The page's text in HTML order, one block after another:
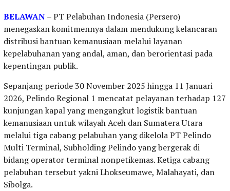
BELAWAN– PT Pelabuhan Indonesia (Persero)
menegaskan komitmennya dalam mendukung kelancaran
distribusi bantuan kemanusiaan melalui layanan
kepelabuhanan yang andal, aman, dan berorientasi pada
kepentingan publik.
Sepanjang periode 30 November 2025 hingga 11 Januari
2026, Pelindo Regional 1 mencatat pelayanan terhadap 127
kunjungan kapal yang mengangkut logistik bantuan
kemanusiaan untuk wilayah Aceh dan Sumatera Utara
melalui tiga cabang pelabuhan yang dikelola PT Pelindo
Multi Terminal, Subholding Pelindo yang bergerak di
bidang operator terminal nonpetikemas. Ketiga cabang
pelabuhan tersebut yakni Lhokseumawe, Malahayati, dan
Sibolga.